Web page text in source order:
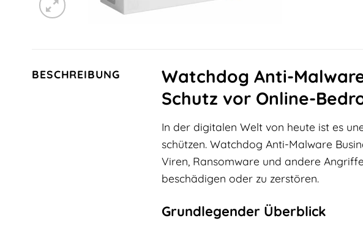
BESCHREIBUNG
Watchdog Anti-
Schutz vor Online-
In der digitalen Welt von heute ist es
schützen. Watchdog Anti-Malware
Viren, Ransomware und andere
beschädigen oder zu zerstören.
Grundlegender Überblick